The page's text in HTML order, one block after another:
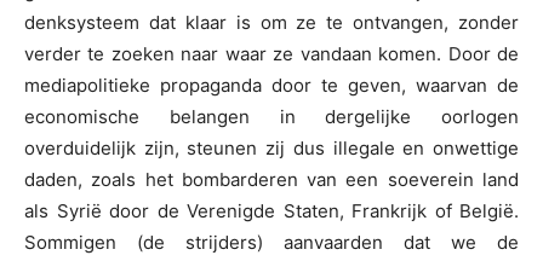
denksysteem dat klaar is om ze te ontvangen, zonder
verder te zoeken naar waar ze vandaan komen. Door de
mediapolitieke propaganda door te geven, waarvan de
economische belangen in dergelijke oorlogen
overduidelijk zijn, steunen zij dus illegale en onwettige
daden, zoals het bombarderen van een soeverein land
als Syrië door de Verenigde Staten, Frankrijk of België.
Sommigen (de strijders) aanvaarden dat we de